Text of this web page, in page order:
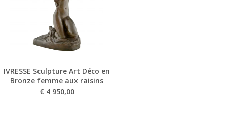
IVRESSE Sculpture Art Déco en
Bronze femme aux raisins
€ 4 950,00